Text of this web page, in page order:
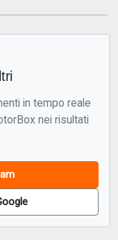
in tempo reale
nei risultati